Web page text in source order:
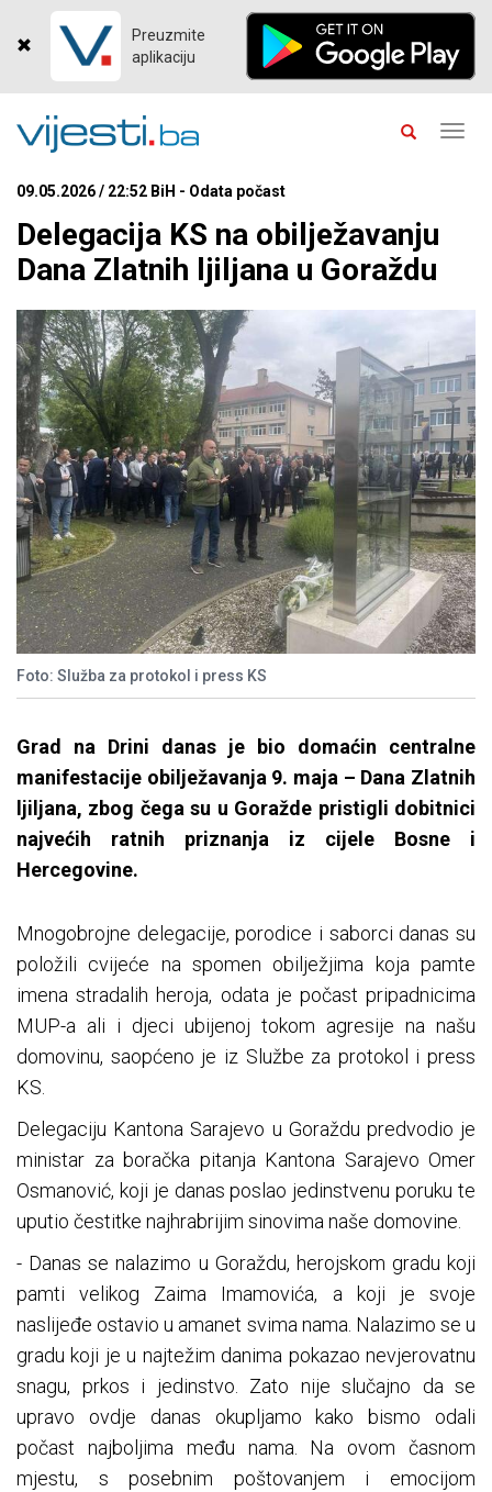
Preuzmite
aplikaciju
09.05.2026 / 22:52 BiH - Odata počast
Delegacija KS na obilježavanju
Dana Zlatnih ljiljana u Goraždu
Foto: Služba za protokol i press KS
Grad na Drini danas je bio domaćin centralne
manifestacije obilježavanja 9. maja – Dana Zlatnih
ljiljana, zbog čega su u Goražde pristigli dobitnici
najvećih ratnih priznanja iz cijele Bosne i
Hercegovine.
Mnogobrojne delegacije, porodice i saborci danas su
položili cvijeće na spomen obilježjima koja pamte
imena stradalih heroja, odata je počast pripadnicima
MUP-a ali i djeci ubijenoj tokom agresije na našu
domovinu, saopćeno je iz Službe za protokol i press
KS.
Delegaciju Kantona Sarajevo u Goraždu predvodio je
ministar za boračka pitanja Kantona Sarajevo Omer
Osmanović, koji je danas poslao jedinstvenu poruku te
uputio čestitke najhrabrijim sinovima naše domovine.
- Danas se nalazimo u Goraždu, herojskom gradu koji
pamti velikog Zaima Imamovića, a koji je svoje
naslijeđe ostavio u amanet svima nama. Nalazimo se u
gradu koji je u najtežim danima pokazao nevjerovatnu
snagu, prkos i jedinstvo. Zato nije slučajno da se
upravo ovdje danas okupljamo kako bismo odali
počast najboljima među nama. Na ovom časnom
mjestu, s posebnim poštovanjem i emocijom